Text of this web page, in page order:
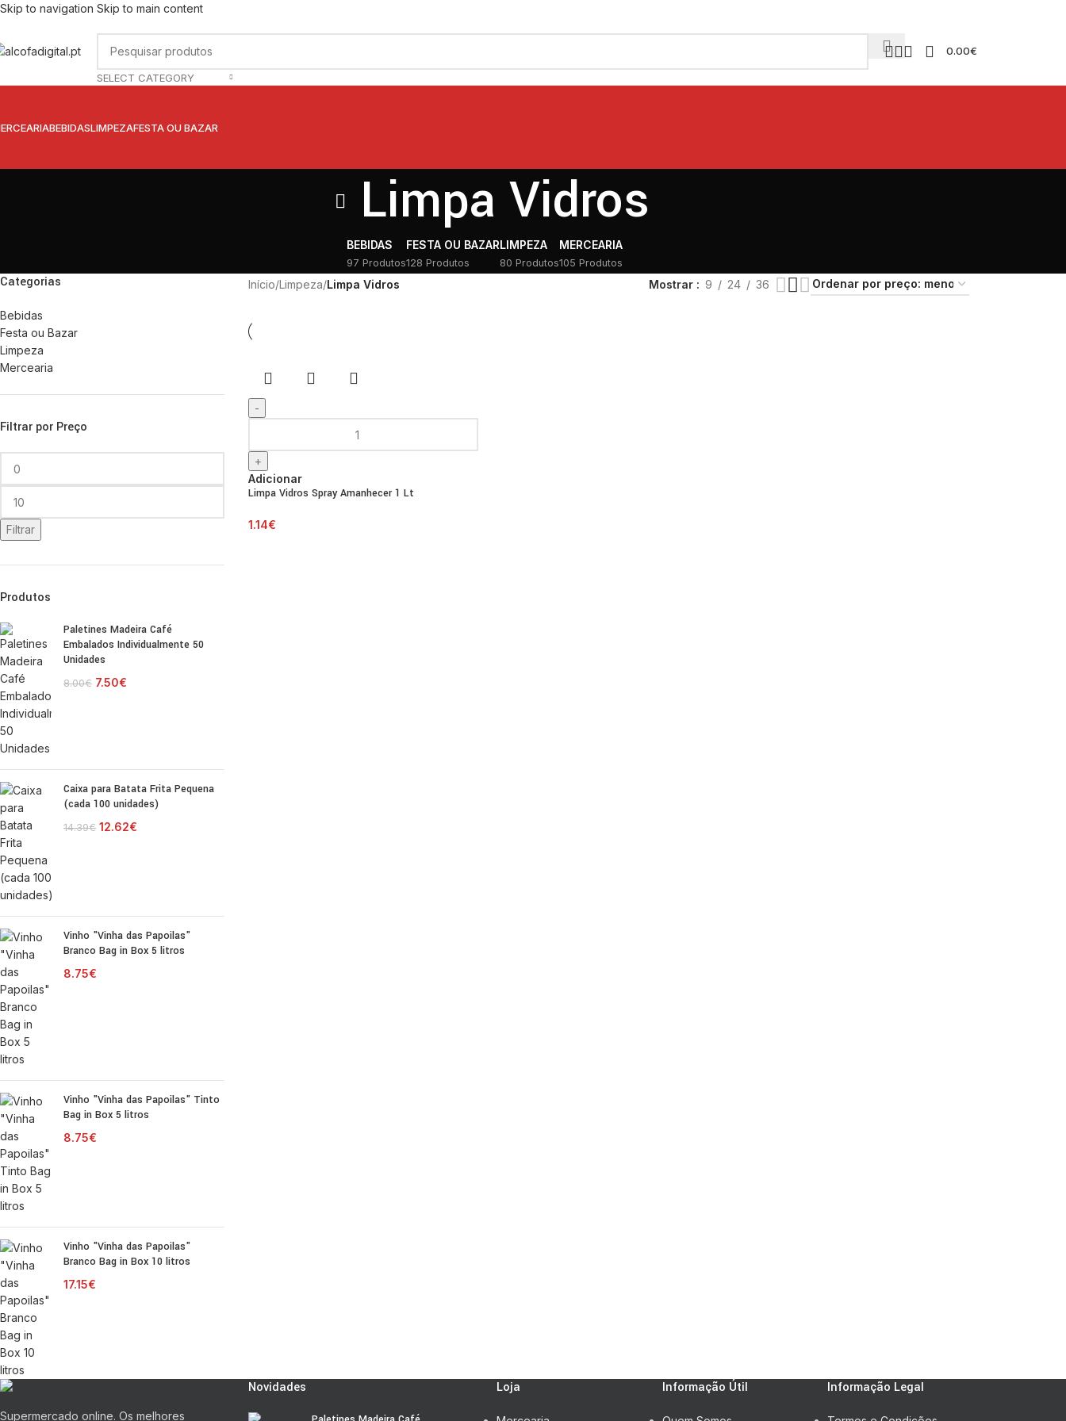
Skip to navigation Skip to main content
SELECT CATEGORY
0.00€
BEBIDASLIMPEZAFESTA OU BAZAR
Limpa Vidros
BEBIDAS
97 Produtos
FESTA OU BAZAR
128 Produtos
LIMPEZA
80 Produtos
MERCEARIA
105 Produtos
Categorias
Bebidas
Festa ou Bazar
Limpeza
Mercearia
Filtrar por Preço
Filtrar
Produtos
Paletines Madeira Café
Embalados Individualmente 50
Unidades
8.00€ 7.50€
Caixa para Batata Frita Pequena
(cada 100 unidades)
14.39€ 12.62€
Vinho "Vinha das Papoilas"
Branco Bag in Box 5 litros
8.75€
Vinho "Vinha das Papoilas" Tinto
Bag in Box 5 litros
8.75€
Vinho "Vinha das Papoilas"
Branco Bag in Box 10 litros
17.15€
Início/Limpeza/Limpa Vidros Mostrar 9 24 36
-
+
Adicionar
Limpa Vidros Spray Amanhecer 1 Lt
1.14€
Supermercado online. Os melhores
Novidades Loja Informação Útil Informação Legal